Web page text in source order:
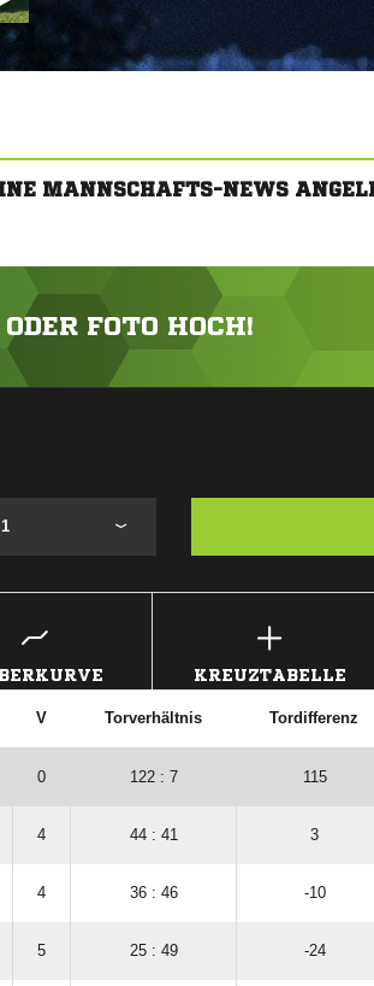
MANNSCHAFTS-NEWS
FOTO HOCH!
KREUZTABELLE
V Torverhältnis Tordifferenz
0 122 : 7 115
4 44 : 41 3
4 36 : 46 -10
5 25 : 49 -24